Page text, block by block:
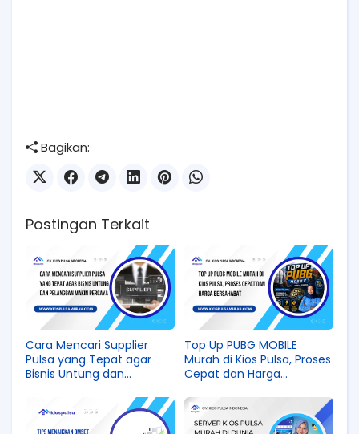
Bagikan:
Postingan Terkait
Cara Mencari Supplier
Pulsa yang Tepat agar
Bisnis Untung dan
Top Up PUBG MOBILE
Murah di Kios Pulsa, Proses
Cepat dan Harga